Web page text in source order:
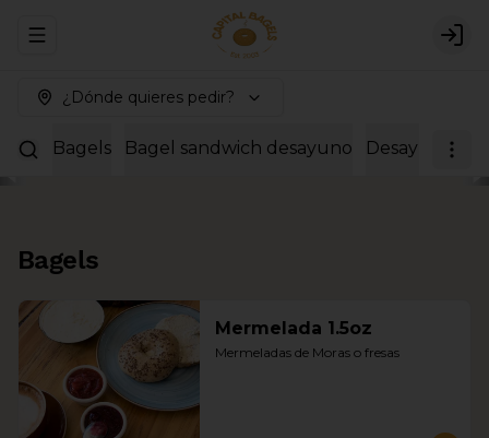
Abrir menu de navegación
¿Dónde quieres pedir?
Bagels Bagel sandwich desayuno Desayunos
Bagels
Mermelada 1.5oz
Mermeladas de Moras o fresas